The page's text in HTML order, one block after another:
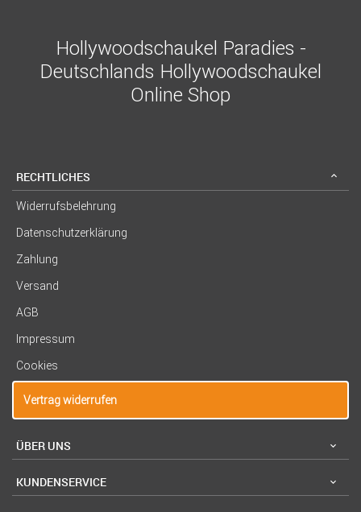
Hollywoodschaukel Paradies -
Deutschlands Hollywoodschaukel
Online Shop
RECHTLICHES
Widerrufsbelehrung
Datenschutzerklärung
Zahlung
Versand
AGB
Impressum
Cookies
Vertrag widerrufen
ÜBER UNS
KUNDENSERVICE